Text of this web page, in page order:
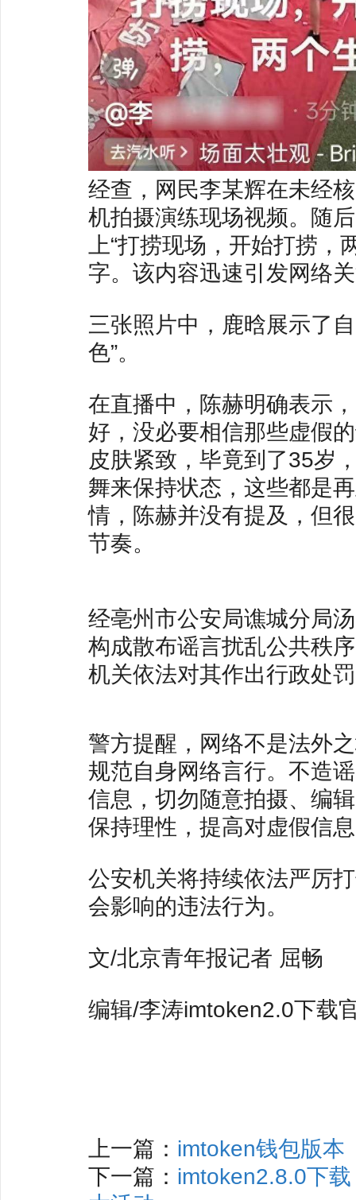
经查，网民李某辉在未经
机拍摄演练现场视频。随
上“打捞现场，开始打捞
字。该内容迅速引发网络
三张照片中，鹿晗展示了
色”。
在直播中，陈赫明确表示，
好，没必要相信那些虚假
皮肤紧致，毕竟到了35岁
舞来保持状态，这些都是
情，陈赫并没有提及，但
节奏。
经亳州市公安局谯城分局
构成散布谣言扰乱公共秩
机关依法对其作出行政处
警方提醒，网络不是法外
规范自身网络言行。不造
信息，切勿随意拍摄、编
保持理性，提高对虚假信
公安机关将持续依法严厉
会影响的违法行为。
文/北京青年报记者 屈畅
编辑/李涛imtoken2.0下载
上一篇： imtoken钱包版本
下一篇： imtoken2.8.0下